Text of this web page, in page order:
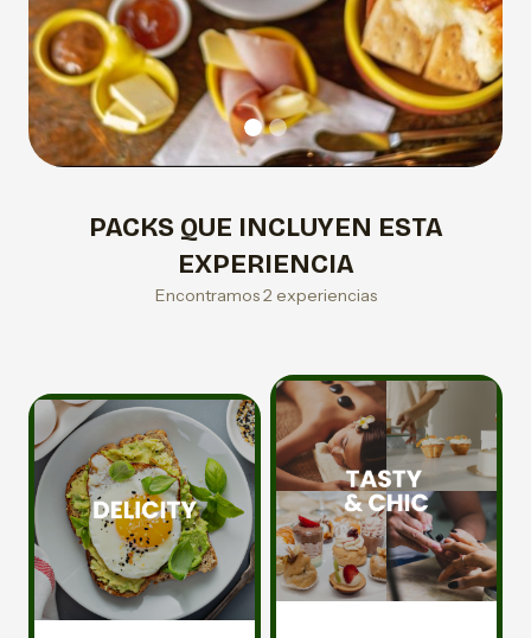
PACKS QUE INCLUYEN ESTA
EXPERIENCIA
Encontramos 2 experiencias